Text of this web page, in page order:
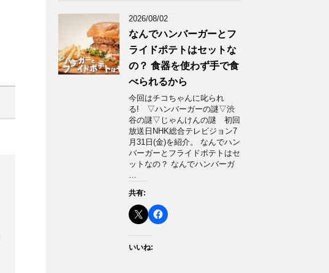
2026/08/02
なんでハンバーガーとフ
ライドポテトはセットな
の？ 食器を使わず手で食
べられるから
今回はチコちゃんに叱られ
る! ▽ハンバーガーの謎▽渋
谷の謎▽じゃんけんの謎 初回
放送日NHK総合テレビジョン7
月31日(金)を紹介。 なんでハン
バーガーとフライドポテトはセ
ットなの？ なんでハンバーガ
…
共有:
いいね: